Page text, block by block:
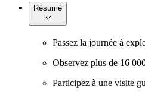
Résumé
Passez la journée à
Observez plus de 16
Participez à une visite